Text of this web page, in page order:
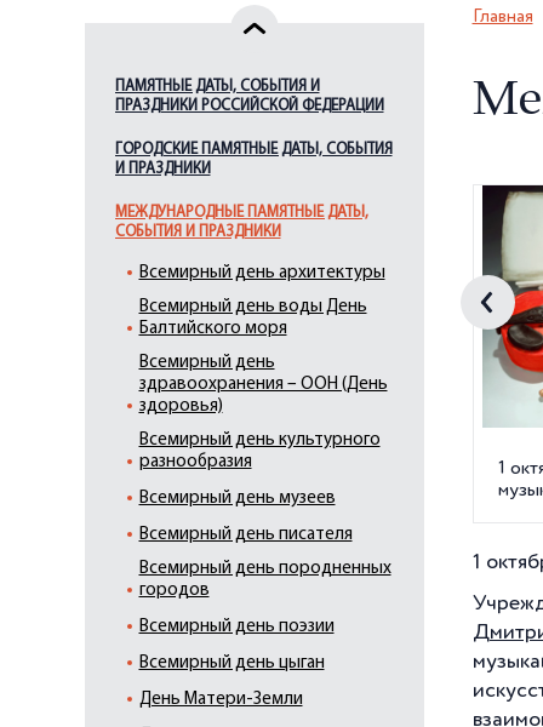
ПАМЯТНЫЕ ДАТЫ, СОБЫТИЯ И
ПРАЗДНИКИ РОССИЙСКОЙ ФЕДЕРАЦИИ
ГОРОДСКИЕ ПАМЯТНЫЕ ДАТЫ, СОБЫТИЯ
И ПРАЗДНИКИ
МЕЖДУНАРОДНЫЕ ПАМЯТНЫЕ ДАТЫ,
СОБЫТИЯ И ПРАЗДНИКИ
Всемирный день архитектуры
Всемирный день воды День
Балтийского моря
Всемирный день
здравоохранения – ООН (День
здоровья)
Всемирный день культурного
разнообразия
Всемирный день музеев
Всемирный день писателя
Всемирный день породненных
городов
Всемирный день поэзии
Всемирный день цыган
День Матери-Земли
Главная
1
1